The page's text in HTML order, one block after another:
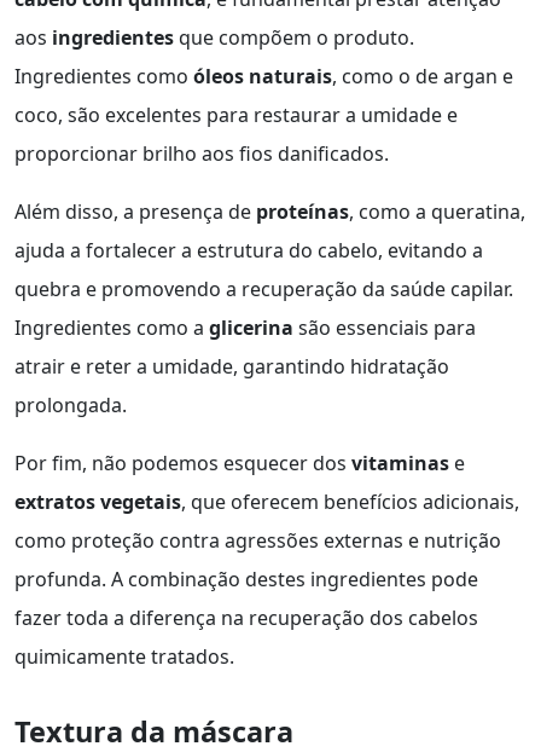
aos ingredientesque compõem o produto.
Ingredientes como óleos naturais, como o de argan e
coco, são excelentes para restaurar a umidade e
proporcionar brilho aos fios danificados.
Além disso, a presença de proteínas, como a queratina,
ajuda a fortalecer a estrutura do cabelo, evitando a
quebra e promovendo a recuperação da saúde capilar.
Ingredientes como a glicerina são essenciais para
atrair e reter a umidade, garantindo hidratação
prolongada.
Por fim, não podemos esquecer dos vitaminas e
extratos vegetais, que oferecem benefícios adicionais,
como proteção contra agressões externas e nutrição
profunda. A combinação destes ingredientes pode
fazer toda a diferença na recuperação dos cabelos
quimicamente tratados.
Textura da máscara